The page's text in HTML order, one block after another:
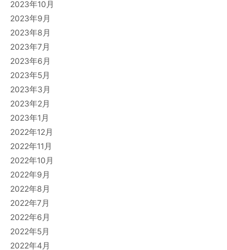
2023年10月
2023年9月
2023年8月
2023年7月
2023年6月
2023年5月
2023年3月
2023年2月
2023年1月
2022年12月
2022年11月
2022年10月
2022年9月
2022年8月
2022年7月
2022年6月
2022年5月
2022年4月